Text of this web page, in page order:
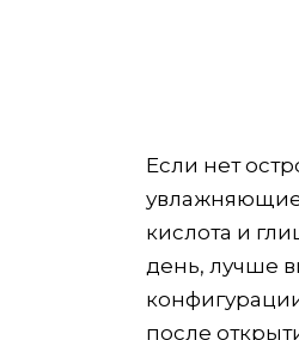
Если нет
увлажняющие
кислота и
день, лучше
после